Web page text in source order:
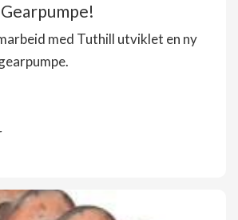
med Tuthill utviklet en ny